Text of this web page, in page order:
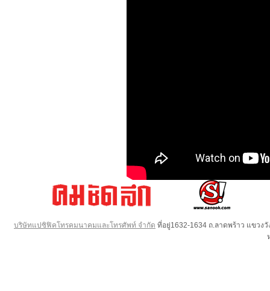
บริษัทแปซิฟิคโทรคมนาคมและโทรศัพท์ จำกัด ที่อยู่1632-1634 ถ.ลาดพร้าว แขวง